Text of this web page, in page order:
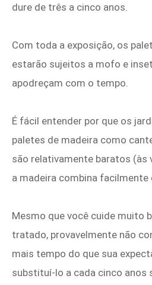
dure de três a cinco anos.
Com toda a exposição, os
estarão sujeitos a mofo e
apodreçam com o tempo.
É fácil entender por que os
paletes de madeira como
são relativamente baratos (às
a madeira combina facilmente
Mesmo que você cuide muito
tratado, provavelmente não
mais tempo do que sua
substituí-lo a cada cinco anos